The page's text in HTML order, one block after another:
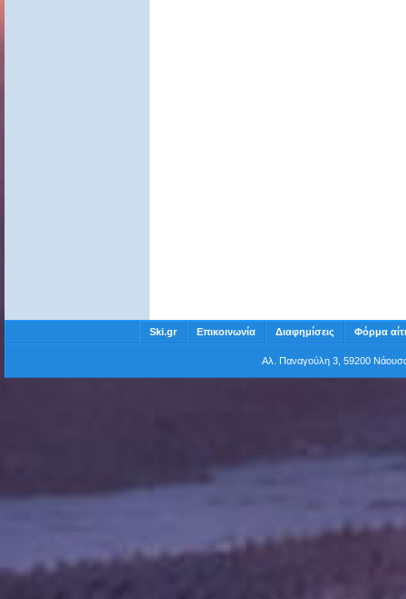
Ski.gr Επικοινωνία Διαφημίσεις Φόρμα
Αλ. Παναγούλη 3, 59200